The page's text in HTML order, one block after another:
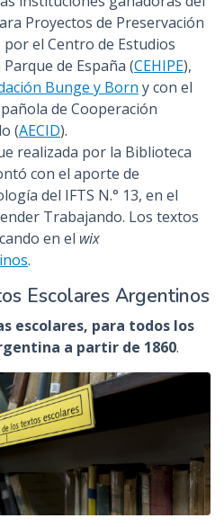
Proyectos de Preservación
el Centro de Estudios
de España (CEHIPE),
Bunge y Born y con el
de Cooperación
(AECID).
realizada por la Biblioteca
con el aporte de
del IFTS N.° 13, en el
Trabajando. Los textos
en el wix
.
Escolares Argentinos
escolares, para todos los
a partir de 1860.